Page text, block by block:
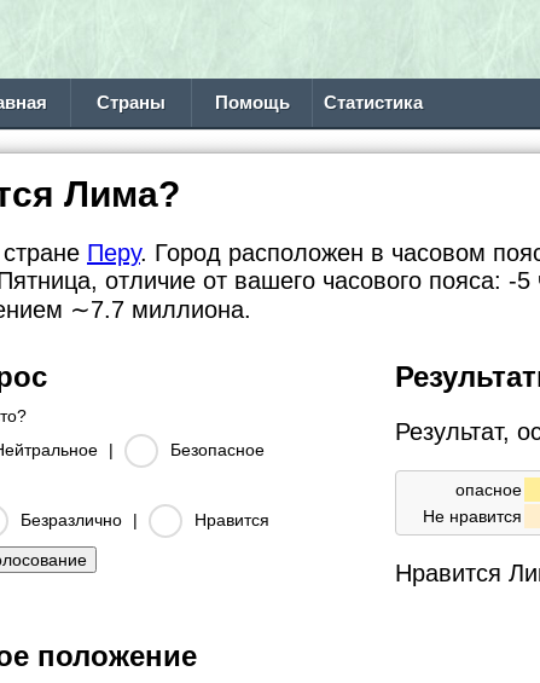
Страны Помощь Статистика
Лима?
Перу. Город расположен в часовом
отличие от вашего часового пояса: -5
∼7.7 миллиона.
|
Безопасное
Безразлично | Нравится
Результат,
опасное
Не нравится
Нравится
положение